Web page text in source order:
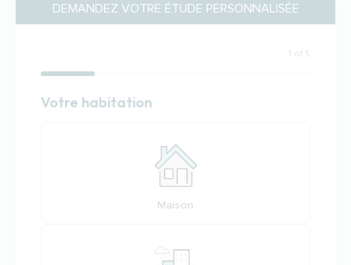
DEMANDEZ VOTRE ÉTUDE PERSONNALISÉE
1 of 5
Habitation
Votre habitation
Maison